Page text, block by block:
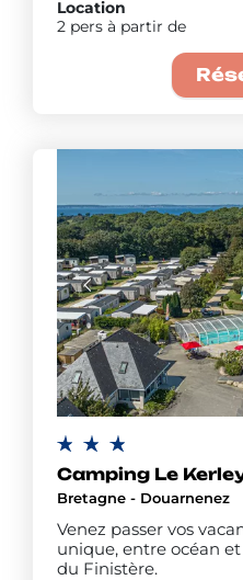
Location
2 pers à partir de
Camping Le
Bretagne - Douarnenez
Venez passer vos
unique, entre océan
du Finistère.